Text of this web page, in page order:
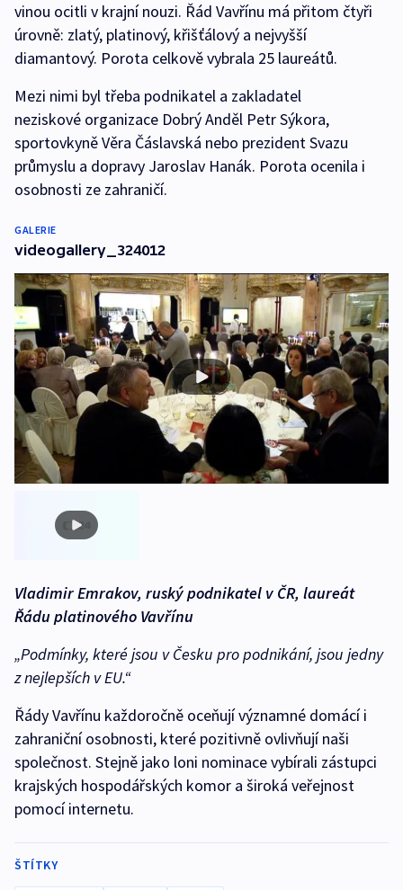
vinou ocitli v krajní nouzi. Řád Vavřínu má přitom čtyři
úrovně: zlatý, platinový, křišťálový a nejvyšší
diamantový. Porota celkově vybrala 25 laureátů.
Mezi nimi byl třeba podnikatel a zakladatel
neziskové organizace Dobrý Anděl Petr Sýkora,
sportovkyně Věra Čáslavská nebo prezident Svazu
průmyslu a dopravy Jaroslav Hanák. Porota ocenila i
osobnosti ze zahraničí.
GALERIE
videogallery_324012
Vladimir Emrakov, ruský podnikatel v ČR, laureát
Řádu platinového Vavřínu
„Podmínky, které jsou v Česku pro podnikání, jsou jedny
z nejlepších v EU.“
Řády Vavřínu každoročně oceňují významné domácí i
zahraniční osobnosti, které pozitivně ovlivňují naši
společnost. Stejně jako loni nominace vybírali zástupci
krajských hospodářských komor a široká veřejnost
pomocí internetu.
ŠTÍTKY